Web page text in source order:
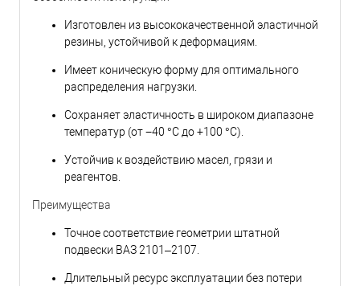
Изготовлен из высококачественной эластичной
резины, устойчивой к деформациям.
Имеет коническую форму для оптимального
распределения нагрузки.
Сохраняет эластичность в широком диапазоне
температур (от −40 °C до +100 °C).
Устойчив к воздействию масел, грязи и
реагентов.
Преимущества
Точное соответствие геометрии штатной
подвески ВАЗ 2101–2107.
Длительный ресурс эксплуатации без потери